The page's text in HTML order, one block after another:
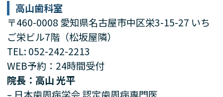
高山歯科室
〒460-0008 愛知県名古屋市中区栄3-15-27 いち
ご栄ビル7階（松坂屋隣）
TEL: 052-242-2213
WEB予約：24時間受付
院長：高山 光平